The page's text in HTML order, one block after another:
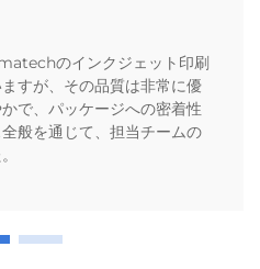
のインクジェット印刷
すが、その品質は非常に優
で、パッケージへの密着性
般を通じて、担当チームの